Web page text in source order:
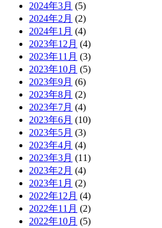
2024年3月 (5)
2024年2月 (2)
2024年1月 (4)
2023年12月 (4)
2023年11月 (3)
2023年10月 (5)
2023年9月 (6)
2023年8月 (2)
2023年7月 (4)
2023年6月 (10)
2023年5月 (3)
2023年4月 (4)
2023年3月 (11)
2023年2月 (4)
2023年1月 (2)
2022年12月 (4)
2022年11月 (2)
2022年10月 (5)